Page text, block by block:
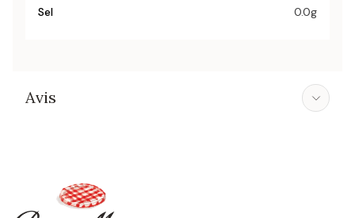
Sel 0.0g
Avis